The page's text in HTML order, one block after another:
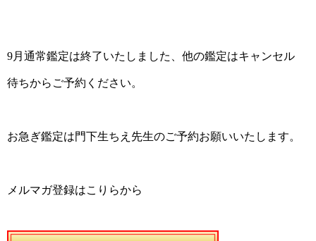
9月通常鑑定は終了いたしました、他の鑑定はキャンセル
待ちからご予約ください。
お急ぎ鑑定は門下生ちえ先生のご予約お願いいたします。
メルマガ登録はこりらから